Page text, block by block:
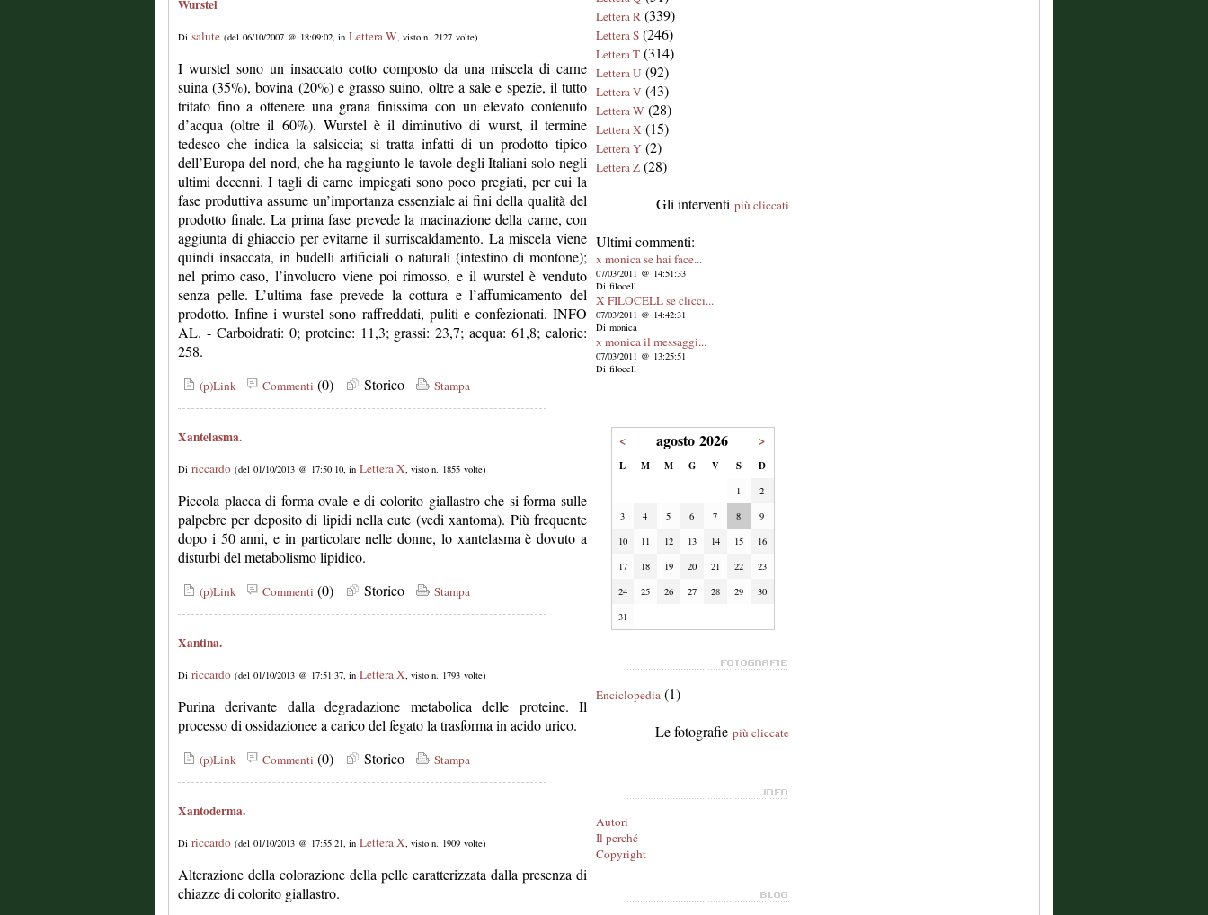
Wurstel
Di salute (del 06/10/2007 @ 18:09:02, in Lettera W, visto n. 2127 volte)
I wurstel sono un insaccato cotto composto da una miscela di carne
suina (35%), bovina (20%) e grasso suino, oltre a sale e spezie, il tutto
tritato fino a ottenere una grana finissima con un elevato contenuto
d’acqua (oltre il 60%). Wurstel è il diminutivo di wurst, il termine
tedesco che indica la salsiccia; si tratta infatti di un prodotto tipico
dell’Europa del nord, che ha raggiunto le tavole degli Italiani solo negli
ultimi decenni. I tagli di carne impiegati sono poco pregiati, per cui la
fase produttiva assume un’importanza essenziale ai fini della qualità del
prodotto finale. La prima fase prevede la macinazione della carne, con
aggiunta di ghiaccio per evitarne il surriscaldamento. La miscela viene
quindi insaccata, in budelli artificiali o naturali (intestino di montone);
nel primo caso, l’involucro viene poi rimosso, e il wurstel è venduto
senza pelle. L’ultima fase prevede la cottura e l’affumicamento del
prodotto. Infine i wurstel sono raffreddati, puliti e confezionati. INFO
AL. - Carboidrati: 0; proteine: 11,3; grassi: 23,7; acqua: 61,8; calorie:
258.
(p)Link Commenti (0) Storico Stampa
Xantelasma.
Di riccardo (del 01/10/2013 @ 17:50:10, in Lettera X, visto n. 1855 volte)
Piccola placca di forma ovale e di colorito giallastro che si forma sulle
palpebre per deposito di lipidi nella cute (vedi xantoma). Più frequente
dopo i 50 anni, e in particolare nelle donne, lo xantelasma è dovuto a
disturbi del metabolismo lipidico.
(p)Link Commenti (0) Storico Stampa
Xantina.
Di riccardo (del 01/10/2013 @ 17:51:37, in Lettera X, visto n. 1793 volte)
Purina derivante dalla degradazione metabolica delle proteine. Il
processo di ossidazionee a carico del fegato la trasforma in acido urico.
(p)Link Commenti (0) Storico Stampa
Xantoderma.
Di riccardo (del 01/10/2013 @ 17:55:21, in Lettera X, visto n. 1909 volte)
Alterazione della colorazione della pelle caratterizzata dalla presenza di
chiazze di colorito giallastro.
Lettera R (339)
Lettera S (246)
Lettera T (314)
Lettera U (92)
Lettera V (43)
Lettera W (28)
Lettera X (15)
Lettera Y (2)
Lettera Z (28)
Gli interventi più cliccati
Ultimi commenti:
x monica se hai face...
07/03/2011 @ 14:51:33
Di filocell
X FILOCELL se clicci...
07/03/2011 @ 14:42:31
Di monica
x monica il messaggi...
07/03/2011 @ 13:25:51
Di filocell
< agosto 2026 >
L M M G V S D
1
2
3
4 5 6 7 8
9
10
11 12 13 14 15
16
17
18 19 20 21 22
23
24
25 26 27 28 29
30
31
Enciclopedia (1)
Le fotografie più cliccate
Autori
Il perché
Copyright